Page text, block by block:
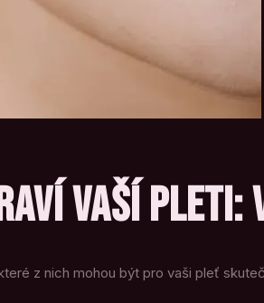
VAŠÍ
z nich mohou být pro vaši pleť